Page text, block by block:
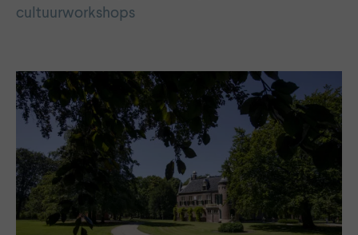
cultuurworkshops